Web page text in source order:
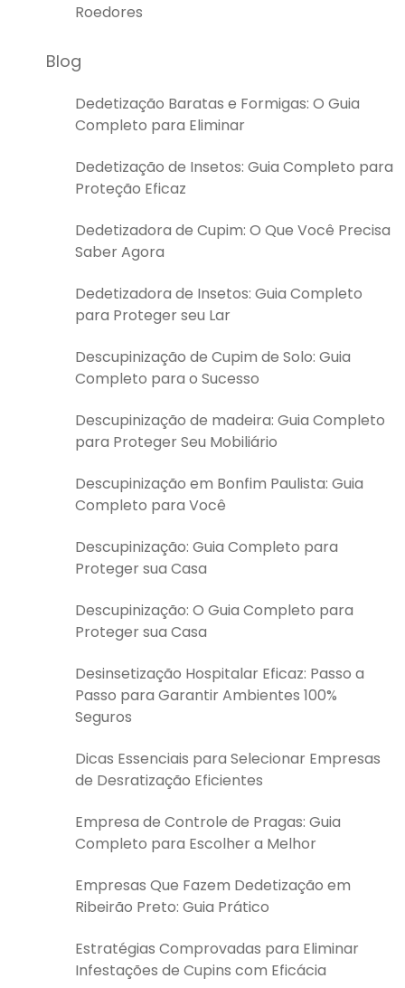
Roedores
Blog
Dedetização Baratas e Formigas: O Guia
Completo para Eliminar
Dedetização de Insetos: Guia Completo para
Proteção Eficaz
Dedetizadora de Cupim: O Que Você Precisa
Saber Agora
Dedetizadora de Insetos: Guia Completo
para Proteger seu Lar
Descupinização de Cupim de Solo: Guia
Completo para o Sucesso
Descupinização de madeira: Guia Completo
para Proteger Seu Mobiliário
Descupinização em Bonfim Paulista: Guia
Completo para Você
Descupinização: Guia Completo para
Proteger sua Casa
Descupinização: O Guia Completo para
Proteger sua Casa
Desinsetização Hospitalar Eficaz: Passo a
Passo para Garantir Ambientes 100%
Seguros
Dicas Essenciais para Selecionar Empresas
de Desratização Eficientes
Empresa de Controle de Pragas: Guia
Completo para Escolher a Melhor
Empresas Que Fazem Dedetização em
Ribeirão Preto: Guia Prático
Estratégias Comprovadas para Eliminar
Infestações de Cupins com Eficácia